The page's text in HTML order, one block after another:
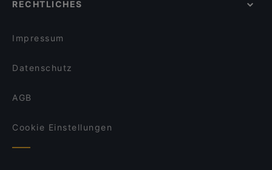
Gasthaus Gotthardgarten
Für Gruppen geeignete Restaurants in München
RECHTLICHES
Impressum
Datenschutz
AGB
Cookie Einstellungen